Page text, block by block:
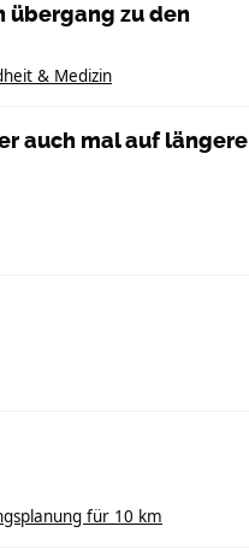
übergang zu den
& Medizin
auch mal auf längere
für 10 km